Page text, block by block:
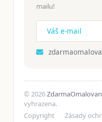
mailu!
© 2026
vyhrazena.
Copyright
Zásady